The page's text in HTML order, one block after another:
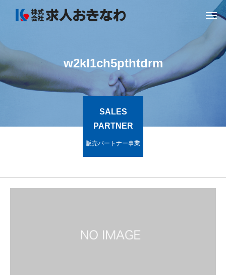
w2kl1ch5pthtdrm
SALES
PARTNER
販売パートナー事業